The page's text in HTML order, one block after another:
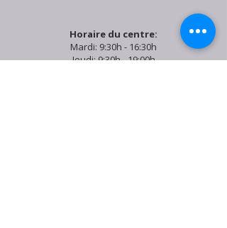
Horaire du centre:
Mardi: 9:30h - 16:30h
Jeudi: 9:30h - 19:00h